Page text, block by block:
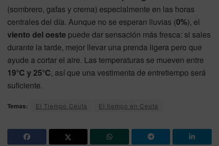
(sombrero, gafas y crema) especialmente en las horas
centrales del día. Aunque no se esperan lluvias (0%), el
viento del oeste puede dar sensación más fresca: si sales
durante la tarde, mejor llevar una prenda ligera pero que
ayude a cortar el aire. Las temperaturas se mueven entre
19°C y 25°C, así que una vestimenta de entretiempo será
suficiente.
Temas: El Tiempo Ceuta El tiempo en Ceuta